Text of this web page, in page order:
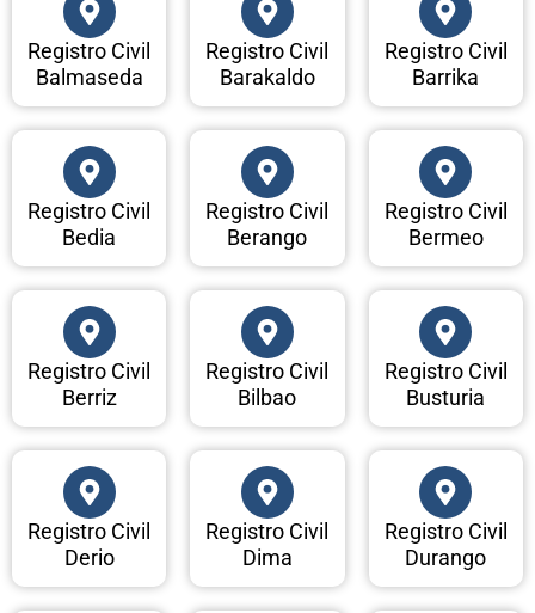
Registro Civil
Balmaseda
Registro Civil
Barakaldo
Registro Civil
Barrika
Registro Civil
Bedia
Registro Civil
Berango
Registro Civil
Bermeo
Registro Civil
Berriz
Registro Civil
Bilbao
Registro Civil
Busturia
Registro Civil
Derio
Registro Civil
Dima
Registro Civil
Durango